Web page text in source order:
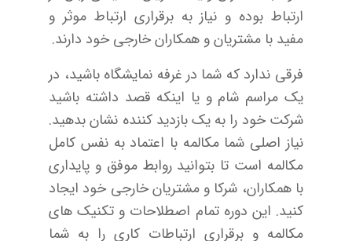
ارتباط بوده و نیاز به برقراری ارتباط موثر و
مفید با مشتریان و همکاران خارجی خود دارند.
فرقی ندارد که شما در غرفه نمایشگاه باشید، در
یک مراسم شام و یا اینکه قصد داشته باشید
شرکت خود را به یک بازدید کننده نشان بدهید.
نیاز اصلی شما مکالمه با اعتماد به نفس کامل
مکالمه است تا بتوانید روابط موفق و پایداری
با همکاران، شرکا و مشتریان خارجی خود ایجاد
کنید. این دوره تمام اصطلاحات و تکنیک‌ های
مکالمه و برقراری ارتباطات کاری را به شما